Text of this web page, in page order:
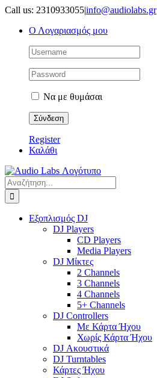
Μετάβαση
περιεχόμενο
Call us: 2310933055|info@audiolabs.gr
Ο Λογαριασμός μου
Να με θυμάσαι
Register
Καλάθι
Αναζήτηση
για:
Εξοπλισμός DJ
DJ Players
CD Players
Media Players
DJ Μίκτες
2 Channels
3 Channels
4 Channels
5+ Channels
DJ Controllers
Με Κάρτα Ήχου
Χωρίς Κάρτα Ήχου
DJ Ακουστικά
DJ Turntables
Κάρτες Ήχου